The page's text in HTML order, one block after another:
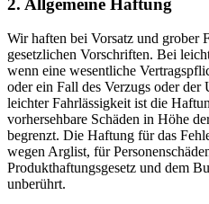
Wir haften bei Vorsatz und grober
gesetzlichen Vorschriften. Bei
wenn eine wesentliche
oder ein Fall des Verzugs oder
leichter Fahrlässigkeit ist die
vorhersehbare Schäden in Höhe
begrenzt. Die Haftung für das
wegen Arglist, für
Produkthaftungsgesetz und dem
unberührt.